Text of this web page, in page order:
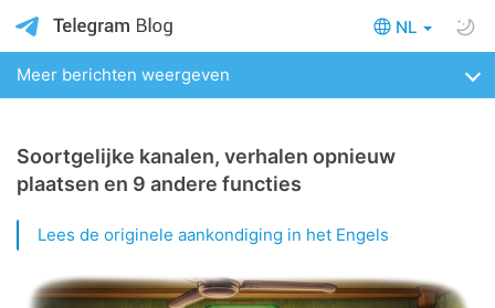
NL
Meer berichten weergeven
Soortgelijke kanalen, verhalen opnieuw
plaatsen en 9 andere functies
Lees de originele aankondiging in het Engels